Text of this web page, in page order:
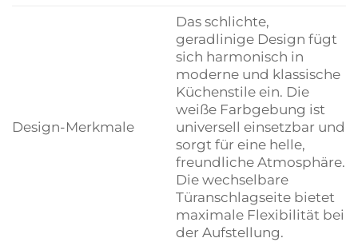
Design-Merkmale
Das schlichte,
geradlinige Design fügt
sich harmonisch in
moderne und klassische
Küchenstile ein. Die
weiße Farbgebung ist
universell einsetzbar und
sorgt für eine helle,
freundliche Atmosphäre.
Die wechselbare
Türanschlagseite bietet
maximale Flexibilität bei
der Aufstellung.